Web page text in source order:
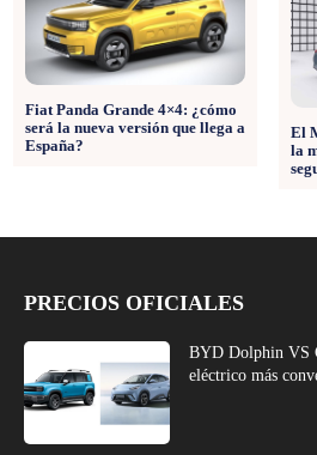
Fiat Panda Grande 4×4: ¿cómo
será la nueva versión que llega a
España?
El
la
PRECIOS OFICIALES
BYD Dolphin VS
eléctrico más